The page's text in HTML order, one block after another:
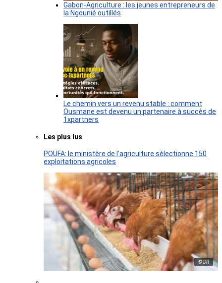
Gabon-Agriculture : les jeunes entrepreneurs de
la Ngounié outillés
Le chemin vers un revenu stable : comment
Ousmane est devenu un partenaire à succès de
1xpartners
Les plus lus
POUFA: le ministère de l’agriculture sélectionne 150
exploitations agricoles
© DR